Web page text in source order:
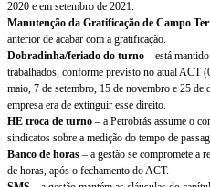
2020 e em setembro de 2021.
Manutenção da Gratificação de Campo
anterior de acabar com a gratificação.
Dobradinha/feriado do turno – está
trabalhados, conforme previsto no atual ACT
maio, 7 de setembro, 15 de novembro e 25
empresa era de extinguir esse direito.
HE troca de turno – a Petrobrás assume o
sindicatos sobre a medição do tempo de
Banco de horas – a gestão se compromete a
de horas, após o fechamento do ACT.